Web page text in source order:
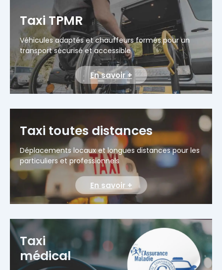
Taxi TPMR
Véhicules adaptés et chauffeurs formés pour un
transport sécurisé et accessible
En savoir +
Taxi toutes distances
Déplacements locaux et longues distances pour les
particuliers et professionnels
En savoir +
Taxi
médical